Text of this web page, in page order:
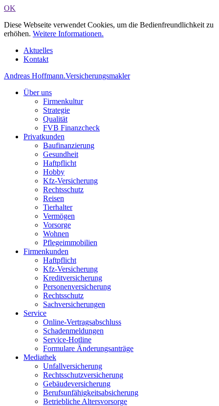
OK
Diese Webseite verwendet Cookies, um die Bedienfreundlichkeit zu
erhöhen. Weitere Informationen.
Aktuelles
Kontakt
Andreas Hoffmann.Versicherungsmakler
Über uns
Firmenkultur
Strategie
Qualität
FVB Finanzcheck
Privatkunden
Baufinanzierung
Gesundheit
Haftpflicht
Hobby
Kfz-Versicherung
Rechtsschutz
Reisen
Tierhalter
Vermögen
Vorsorge
Wohnen
Pflegeimmobilien
Firmenkunden
Haftpflicht
Kfz-Versicherung
Kreditversicherung
Personenversicherung
Rechtsschutz
Sachversicherungen
Service
Online-Vertragsabschluss
Schadenmeldungen
Service-Hotline
Formulare Änderungsanträge
Mediathek
Unfallversicherung
Rechtsschutzversicherung
Gebäudeversicherung
Berufsunfähigkeitsabsicherung
Betriebliche Altersvorsorge